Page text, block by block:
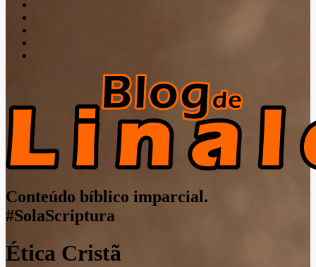
Conteúdo bíblico imparcial.
#SolaScriptura
Ética Cristã